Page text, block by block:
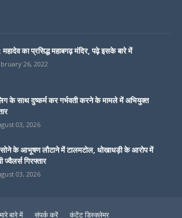
महादेव का प्रसिद्ध महाबगढ़ मंदिर, पढ़े इसके बारे में
26, 2022
के साथ दुष्कर्म कर गर्भवती करने के मामले में अभियुक्त
03, 2026
सोने के आभूषण लौटाने में टालमटोल, धोखाधड़ी के आरोप में
ज्वैलर्स गिरफ्तार
03, 2026
बारे में संपर्क करें कंटेंट डिस्क्लेमर